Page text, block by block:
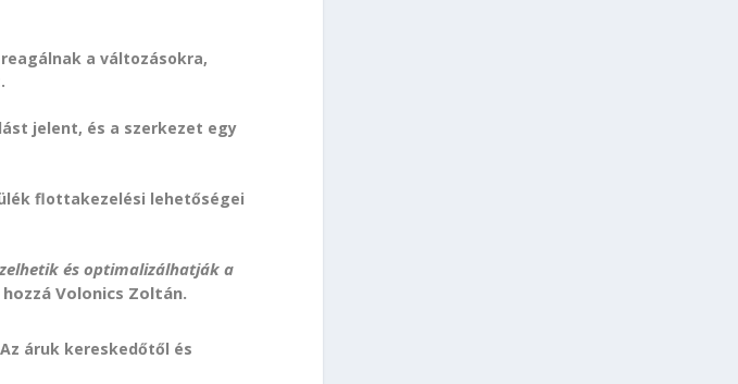
a változásokra,
jelent, és a szerkezet egy
flottakezelési lehetőségei
és optimalizálhatják a
Volonics Zoltán.
áruk kereskedőtől és